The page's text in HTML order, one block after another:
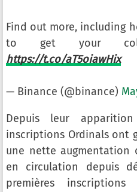
Find out more, including
to get your
https://t.co/aT5oiawHix
— Binance (@binance)
Depuis leur
inscriptions Ordinals ont
une nette augmentation
en circulation depuis
premières